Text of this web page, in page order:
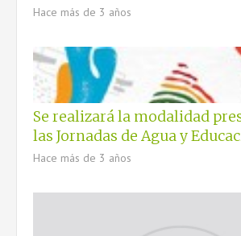
Hace más de 3 años
Se realizará la modalidad
las Jornadas de Agua y
Hace más de 3 años